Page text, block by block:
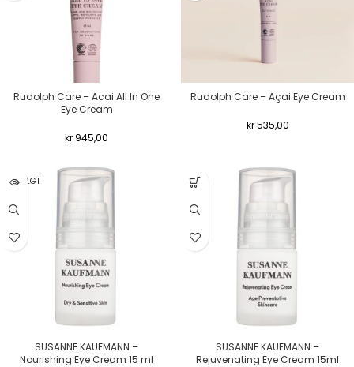
Rudolph Care – Acai All In One
Eye Cream
kr 945,00
Rudolph Care – Açai Eye Cream
kr535,00
UTSOLGT
SUSANNE KAUFMANN –
Nourishing Eye Cream 15 ml
SUSANNE KAUFMANN –
Rejuvenating Eye Cream 15ml